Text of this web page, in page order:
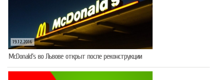
19.12.2016
McDonald’s во Львове открыт после реконструкции